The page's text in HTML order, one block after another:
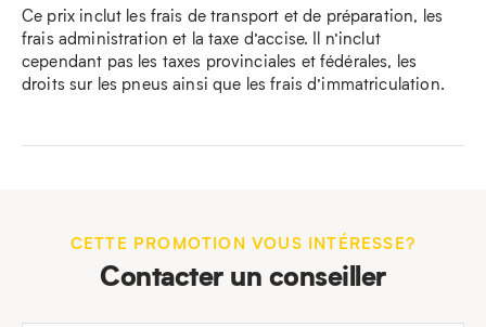
Ce prix inclut les frais de transport et de préparation, les
frais administration et la taxe d’accise. Il n’inclut
cependant pas les taxes provinciales et fédérales, les
droits sur les pneus ainsi que les frais d’immatriculation.
CETTE PROMOTION VOUS INTÉRESSE?
Contacter un conseiller